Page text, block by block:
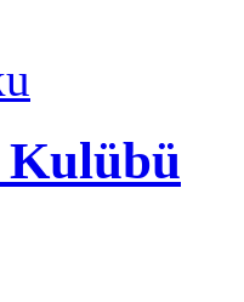
Kulübü